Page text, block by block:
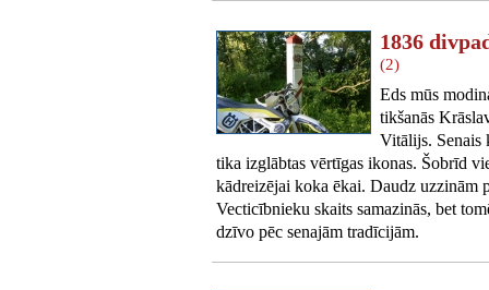
1836
(2)
Eds mūs
tikšanās
Vitālijs. Senais
tika izglābtas vērtīgas ikonas. Šobrīd
kādreizējai koka ēkai. Daudz uzzinām
Vecticībnieku skaits samazinās, bet
dzīvo pēc senajām tradīcijām.